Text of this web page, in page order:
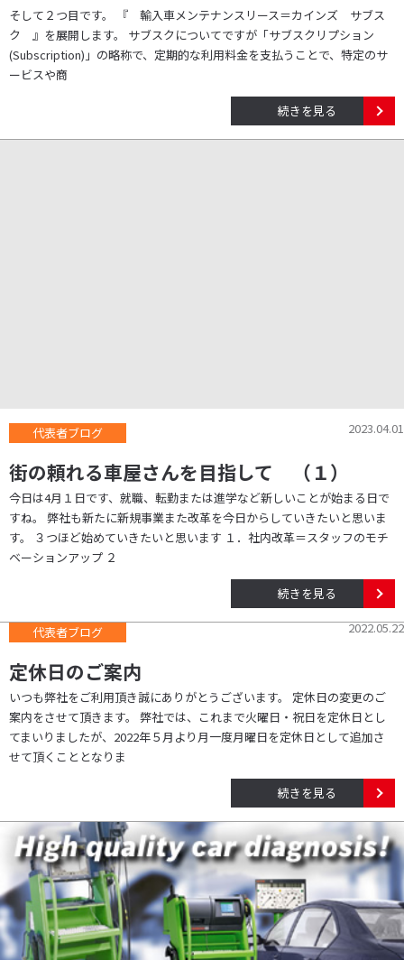
そして２つ目です。 『 輸入車メンテナンスリース＝カインズ サブス
ク 』を展開します。 サブスクについてですが「サブスクリプション
(Subscription)」の略称で、定期的な利用料金を支払うことで、特定のサ
ービスや商
続きを見る
2023.04.01
代表者ブログ
街の頼れる車屋さんを目指して （１）
今日は4月１日です、就職、転勤または進学など新しいことが始まる日で
すね。 弊社も新たに新規事業また改革を今日からしていきたいと思いま
す。 ３つほど始めていきたいと思います １．社内改革＝スタッフのモチ
ベーションアップ ２
続きを見る
2022.05.22
代表者ブログ
定休日のご案内
いつも弊社をご利用頂き誠にありがとうございます。 定休日の変更のご
案内をさせて頂きます。 弊社では、これまで火曜日・祝日を定休日とし
てまいりましたが、2022年５月より月一度月曜日を定休日として追加さ
せて頂くこととなりま
続きを見る